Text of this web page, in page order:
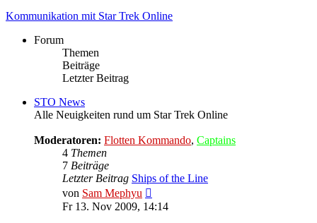
Kommunikation mit Star Trek Online
Forum
Themen
Beiträge
Letzter Beitrag
STO News
Alle Neuigkeiten rund um Star Trek Online
Moderatoren: Flotten Kommando, Captains
4 Themen
7 Beiträge
Letzter Beitrag Ships of the Line
von Sam Mephyu
Beitrag
Fr 13. Nov 2009, 14:14